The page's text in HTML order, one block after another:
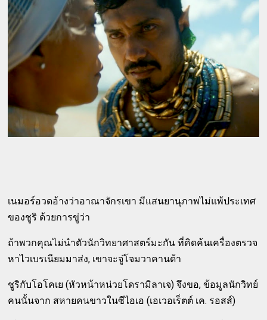
เนมอร์อวดอ้างว่าอาณาจักรเขา มีแสนยานุภาพไม่แพ้ประเทศ
ของชูริ ด้วยการขู่ว่า
ถ้าพวกคุณไม่นำตัวนักวิทยาศาสตร์มะกัน ที่คิดค้นเครื่องตรวจ
หาไวเบรเนียมมาส่ง, เขาจะจู่โจมวาคานด้า
ชูริกับโอโคเย (หัวหน้าหน่วยโดรามิลาเจ) จึงขอ, ข้อมูลนักวิทย์
คนนั้นจาก สหายคนขาวในซีไอเอ (เอเวอเร็ตต์ เค. รอสส์)